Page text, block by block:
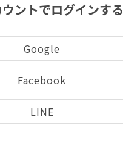
ントでログインする
Google
Facebook
LINE